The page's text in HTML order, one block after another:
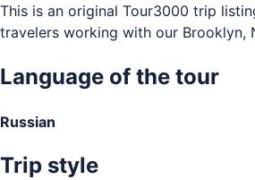
This is an original Tour3000 trip
travelers working with our Brooklyn,
Language of the tour
Russian
Trip style